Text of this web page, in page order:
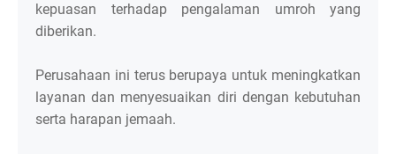
kepuasan terhadap pengalaman umroh yang
diberikan.
Perusahaan ini terus berupaya untuk meningkatkan
layanan dan menyesuaikan diri dengan kebutuhan
serta harapan jemaah.